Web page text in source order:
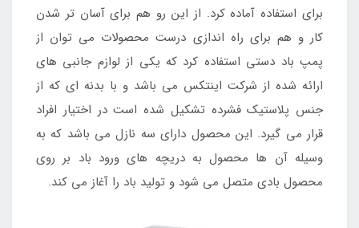
برای استفاده آماده کرد. از این رو هم برای آسان تر شدن
کار و هم برای راه اندازی درست محصولات می توان از
پمپ باد دستی استفاده کرد که یکی از لوازم جانبی های
ارائه شده از شرکت اینتکس می باشد و با بدنه ای که از
جنس پلاستیک فشرده تشکیل شده است در اختیار افراد
قرار می گیرد. این محصول دارای سه نازل می باشد که به
وسیله آن ها محصول به دریچه های ورود باد بر روی
محصول بادی متصل می شود و تولید باد را آغاز می کند.